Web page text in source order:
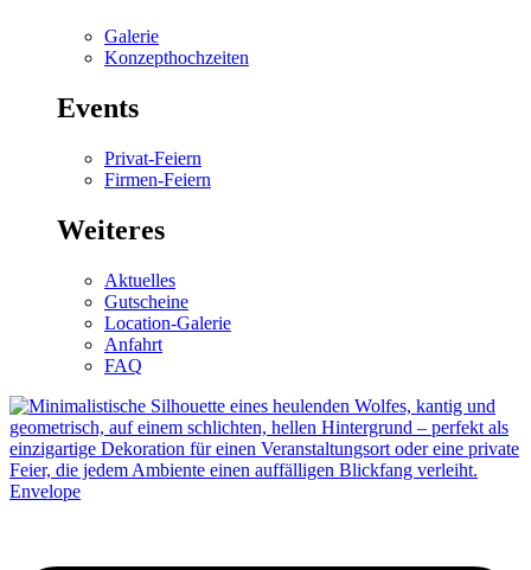
Galerie
Konzepthochzeiten
Events
Privat-Feiern
Firmen-Feiern
Weiteres
Aktuelles
Gutscheine
Location-Galerie
Anfahrt
FAQ
Envelope